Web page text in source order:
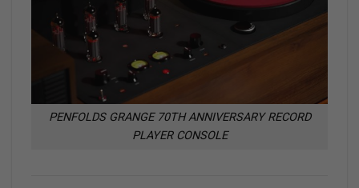
PENFOLDS GRANGE 70TH ANNIVERSARY RECORD
PLAYER CONSOLE